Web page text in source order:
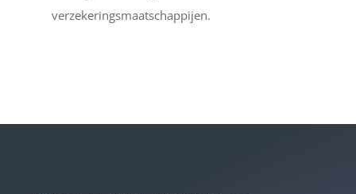
verzekeringsmaatschappijen.